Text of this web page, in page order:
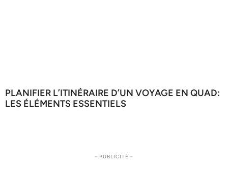
PLANIFIER L’ITINÉRAIRE D’UN VOYAGE EN QUAD:
LES ÉLÉMENTS ESSENTIELS
– PUBLICITÉ –